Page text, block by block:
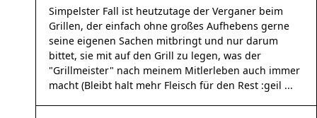
Simpelster Fall ist heutzutage der Verganer beim
Grillen, der einfach ohne großes Aufhebens gerne
seine eigenen Sachen mitbringt und nur darum
bittet, sie mit auf den Grill zu legen, was der
"Grillmeister" nach meinem Mitlerleben auch immer
macht (Bleibt halt mehr Fleisch für den Rest :geil ...